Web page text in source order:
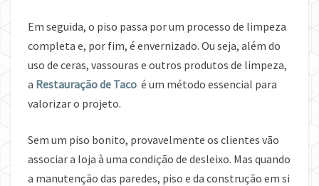
Em seguida, o piso passa por um processo de limpeza
completa e, por fim, é envernizado. Ou seja, além do
uso de ceras, vassouras e outros produtos de limpeza,
a Restauração de Taco é um método essencial para
valorizar o projeto.
Sem um piso bonito, provavelmente os clientes vão
associar a loja à uma condição de desleixo. Mas quando
a manutenção das paredes, piso e da construção em si